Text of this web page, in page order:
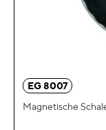
EG 8007
Magnetische